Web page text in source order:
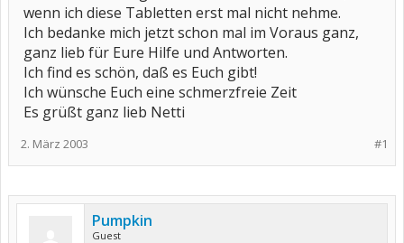
wenn ich diese Tabletten erst mal nicht nehme.
Ich bedanke mich jetzt schon mal im Voraus ganz,
ganz lieb für Eure Hilfe und Antworten.
Ich find es schön, daß es Euch gibt!
Ich wünsche Euch eine schmerzfreie Zeit
Es grüßt ganz lieb Netti
#1
2. März 2003
Pumpkin
Guest